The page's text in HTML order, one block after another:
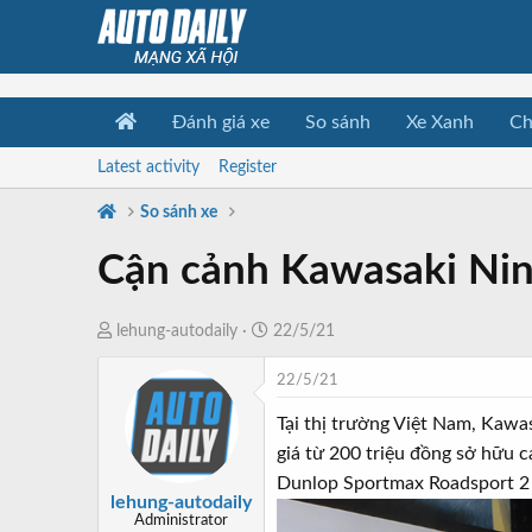
Đánh giá xe So sánh Xe Xanh
Latest activity Register
So sánh xe
Cận cảnh Kawasaki
T
t
lehung-autodaily
N
g
à
ắ
22/5/21
lehung-autodaily
Administrator
22/5/21
Tại thị trường Việt Nam,
giá từ 200 triệu đồng sở hữu
Dunlop Sportmax Roadsport